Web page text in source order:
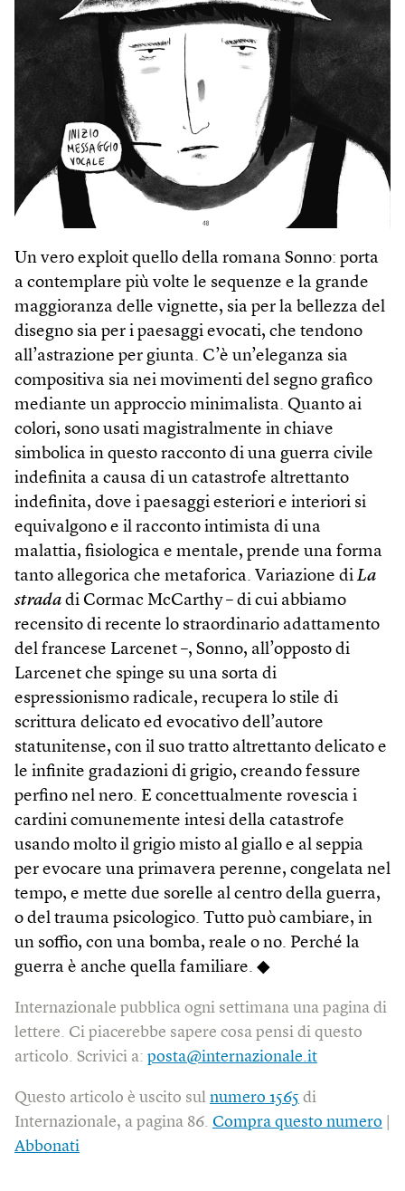
Un vero exploit quello della romana Sonno: porta
a contemplare più volte le sequenze e la grande
maggioranza delle vignette, sia per la bellezza del
disegno sia per i paesaggi evocati, che tendono
all’astrazione per giunta. C’è un’eleganza sia
compositiva sia nei movimenti del segno grafico
mediante un approccio minimalista. Quanto ai
colori, sono usati magistralmente in chiave
simbolica in questo racconto di una guerra civile
indefinita a causa di un catastrofe altrettanto
indefinita, dove i paesaggi esteriori e interiori si
equivalgono e il racconto intimista di una
malattia, fisiologica e mentale, prende una forma
tanto allegorica che metaforica. Variazione di La
strada di Cormac McCarthy – di cui abbiamo
recensito di recente lo straordinario adattamento
del francese Larcenet –, Sonno, all’opposto di
Larcenet che spinge su una sorta di
espressionismo radicale, recupera lo stile di
scrittura delicato ed evocativo dell’autore
statunitense, con il suo tratto altrettanto delicato e
le infinite gradazioni di grigio, creando fessure
perfino nel nero. E concettualmente rovescia i
cardini comunemente intesi della catastrofe
usando molto il grigio misto al giallo e al seppia
per evocare una primavera perenne, congelata nel
tempo, e mette due sorelle al centro della guerra,
o del trauma psicologico. Tutto può cambiare, in
un soffio, con una bomba, reale o no. Perché la
guerra è anche quella familiare. ◆
Internazionale pubblica ogni settimana una pagina di
lettere. Ci piacerebbe sapere cosa pensi di questo
articolo. Scrivici a: posta@internazionale.it
Questo articolo è uscito sul numero 1565 di
Internazionale, a pagina 86. Compra questo numero
Abbonati